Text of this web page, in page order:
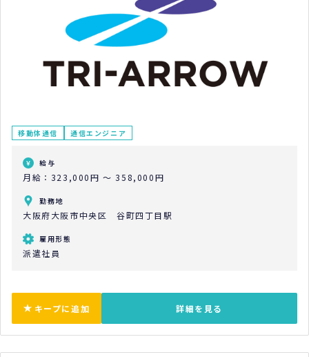
移動体通信 通信エンジニア
給与
月給：323,000円 ～ 358,000円
勤務地
大阪府大阪市中央区 谷町四丁目駅
雇用形態
派遣社員
キープに追加 詳細を見る